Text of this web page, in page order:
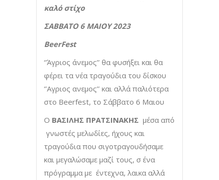
καλό στίχο
ΣΑΒΒΑΤΟ 6 ΜΑΙΟΥ 2023
BeerFest
‘’Άγριος άνεμος’’ θα φυσήξει και θα
φέρει τα νέα τραγούδια του δίσκου
‘’Αγριος ανεμος’’ και αλλά παλιότερα
στο Beerfest, το Σάββατο 6 Μαιου
Ο ΒΑΣΙΛΗΣ ΠΡΑΤΣΙΝΑΚΗΣ μέσα από
γνωστές μελωδίες, ήχους και
τραγούδια που σιγοτραγουδήσαμε
και μεγαλώσαμε μαζί τους, σ ένα
πρόγραμμα με έντεχνα, λαικα αλλά